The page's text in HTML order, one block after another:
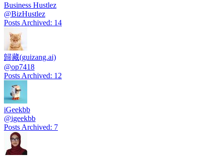
Business Hustlez
@BizHustlez
Posts Archived: 14
歸藏(guizang.ai)
@op7418
Posts Archived: 12
iGeekbb
@igeekbb
Posts Archived: 7